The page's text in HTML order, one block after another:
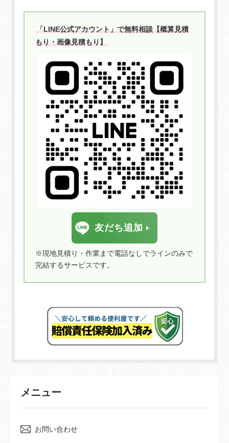
「LINE公式アカウント」で無料相談【概算見積
もり・画像見積もり】
友だち追加
※現地見積り・作業まで電話なしでラインのみで
完結するサービスです。
メニュー
お問い合わせ